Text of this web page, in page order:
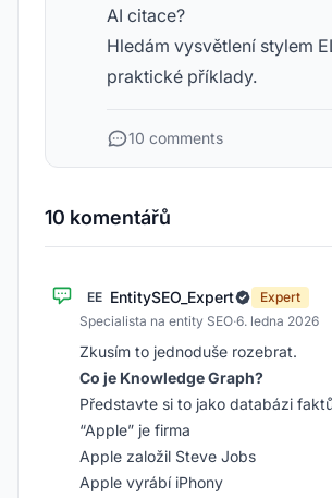
AI citace?
Hledám vysvětlení stylem
praktické příklady.
10 comments
10 komentářů
EE EntitySEO_Expert
Expert
Specialista na entity SEO·6. ledna 2026
Zkusím to jednoduše rozebrat.
Co je Knowledge Graph?
Představte si to jako databázi
“Apple” je firma
Apple založil Steve Jobs
Apple vyrábí iPhony